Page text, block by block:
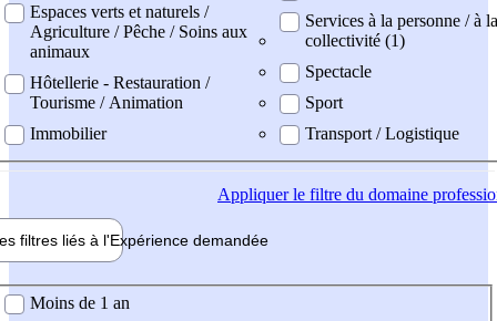
Espaces verts et naturels /
Agriculture / Pêche / Soins aux
animaux
Hôtellerie - Restauration /
Tourisme / Animation
Immobilier
Services à la personne / à la
collectivité (1)
Spectacle
Sport
Transport / Logistique
Appliquerle filtre du domaine
filtres liés à l'Expérience demandée
demandée
Moins de 1 an